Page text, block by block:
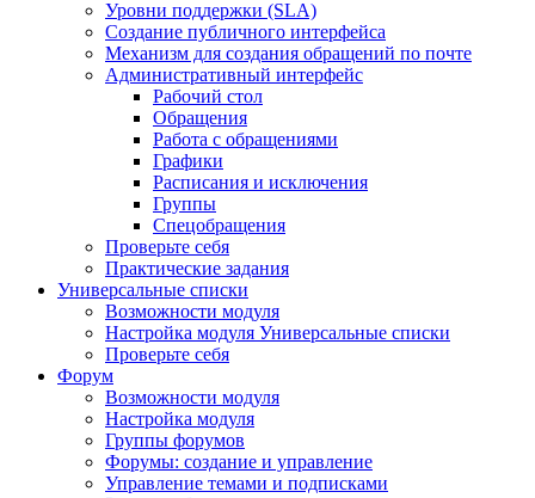
Уровни поддержки (SLA)
Создание публичного интерфейса
Механизм для создания обращений по почте
Административный интерфейс
Рабочий стол
Обращения
Работа с обращениями
Графики
Расписания и исключения
Группы
Спецобращения
Проверьте себя
Практические задания
Универсальные списки
Возможности модуля
Настройка модуля Универсальные списки
Проверьте себя
Форум
Возможности модуля
Настройка модуля
Группы форумов
Форумы: создание и управление
Управление темами и подписками